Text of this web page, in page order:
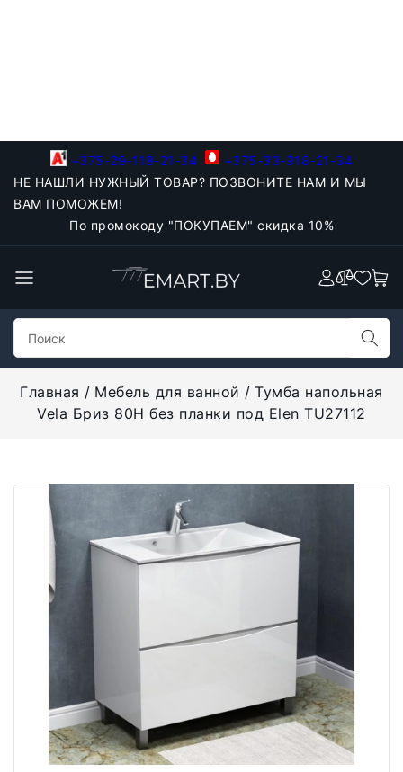
+375-29-118-21-34
+375-33-918-21-34
НЕ НАШЛИ НУЖНЫЙ ТОВАР? ПОЗВОНИТЕ НАМ И МЫ
ВАМ ПОМОЖЕМ!
По промокоду "ПОКУПАЕМ" скидка 10%
Главная Мебель для ванной
Тумба напольная
Vela Бриз 80Н без планки под Elen TU27112